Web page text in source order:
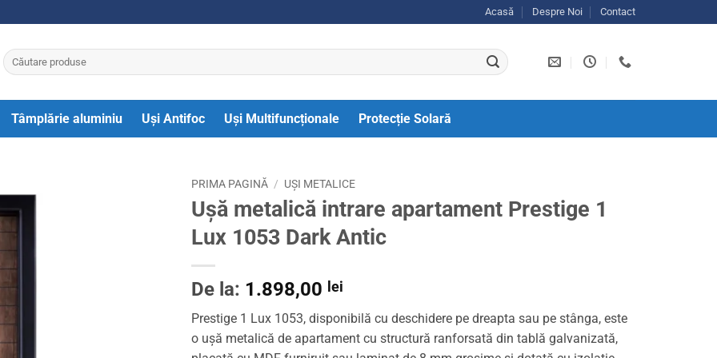
Acasă Despre Noi Contact
Caută
după:
Tâmplărie aluminiu Uși Antifoc Uși Multifuncționale Protecție Solară
PRIMA PAGINĂ / UȘI METALICE
Ușă metalică intrare apartament Prestige 1
Lux 1053 Dark Antic
De la: 1.898,00 lei
Prestige 1 Lux 1053, disponibilă cu deschidere pe dreapta sau pe stânga, este
o ușă metalică de apartament cu structură ranforsată din tablă galvanizată,